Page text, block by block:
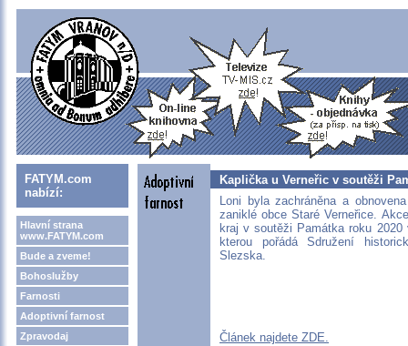
FATYM.com
nabízí:
Hlavní strana
www.FATYM.com
Bude a zveme!
Bohoslužby
Farnosti
Adoptivní farnost
Zpravodaj
Kaplička u Verneřic v soutěži
Loni byla zachráněna a
zaniklé obce Staré Verneřice.
kraj v soutěži Památka roku
kterou pořádá Sdružení
Slezska.
Článek najdete ZDE.